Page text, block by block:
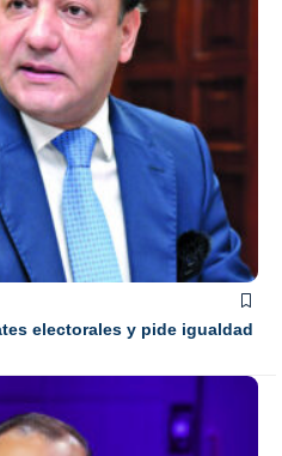
electorales y pide igualdad